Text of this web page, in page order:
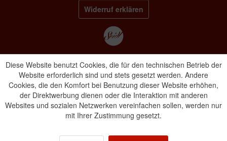
Widerruf erklären
Diese Website benutzt Cookies, die für den technischen Betrieb der
Website erforderlich sind und stets gesetzt werden. Andere
Cookies, die den Komfort bei Benutzung dieser Website erhöhen,
der Direktwerbung dienen oder die Interaktion mit anderen
Websites und sozialen Netzwerken vereinfachen sollen, werden nur
mit Ihrer Zustimmung gesetzt.